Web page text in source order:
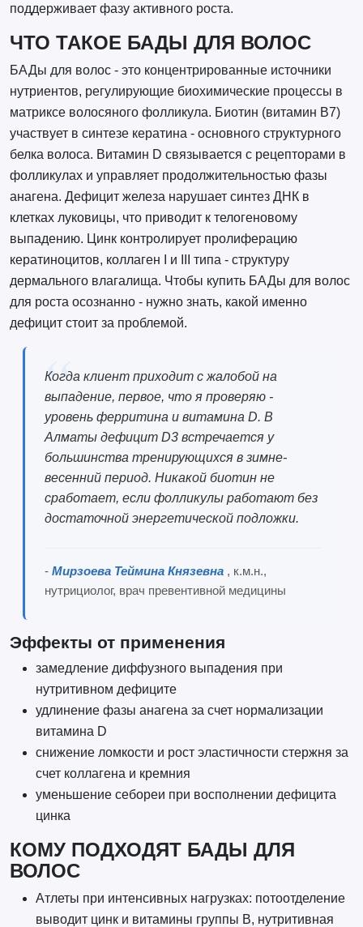
поддерживает фазу активного роста.
ЧТО ТАКОЕ БАДЫ ДЛЯ ВОЛОС
БАДы для волос - это концентрированные источники
нутриентов, регулирующие биохимические процессы в
матриксе волосяного фолликула. Биотин (витамин B7)
участвует в синтезе кератина - основного структурного
белка волоса. Витамин D связывается с рецепторами в
фолликулах и управляет продолжительностью фазы
анагена. Дефицит железа нарушает синтез ДНК в
клетках луковицы, что приводит к телогеновому
выпадению. Цинк контролирует пролиферацию
кератиноцитов, коллаген I и III типа - структуру
дермального влагалища. Чтобы купить БАДы для волос
для роста осознанно - нужно знать, какой именно
дефицит стоит за проблемой.
Когда клиент приходит с жалобой на
выпадение, первое, что я проверяю -
уровень ферритина и витамина D. В
Алматы дефицит D3 встречается у
большинства тренирующихся в зимне-
весенний период. Никакой биотин не
сработает, если фолликулы работают без
достаточной энергетической подложки.
- Мирзоева Теймина Князевна , к.м.н.,
нутрициолог, врач превентивной медицины
Эффекты от применения
замедление диффузного выпадения при
нутритивном дефиците
удлинение фазы анагена за счет нормализации
витамина D
снижение ломкости и рост эластичности стержня за
счет коллагена и кремния
уменьшение себореи при восполнении дефицита
цинка
КОМУ ПОДХОДЯТ БАДЫ ДЛЯ
ВОЛОС
Атлеты при интенсивных нагрузках: потоотделение
выводит цинк и витамины группы B, нутритивная